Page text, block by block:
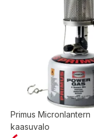
Primus Micronlantern
kaasuvalo